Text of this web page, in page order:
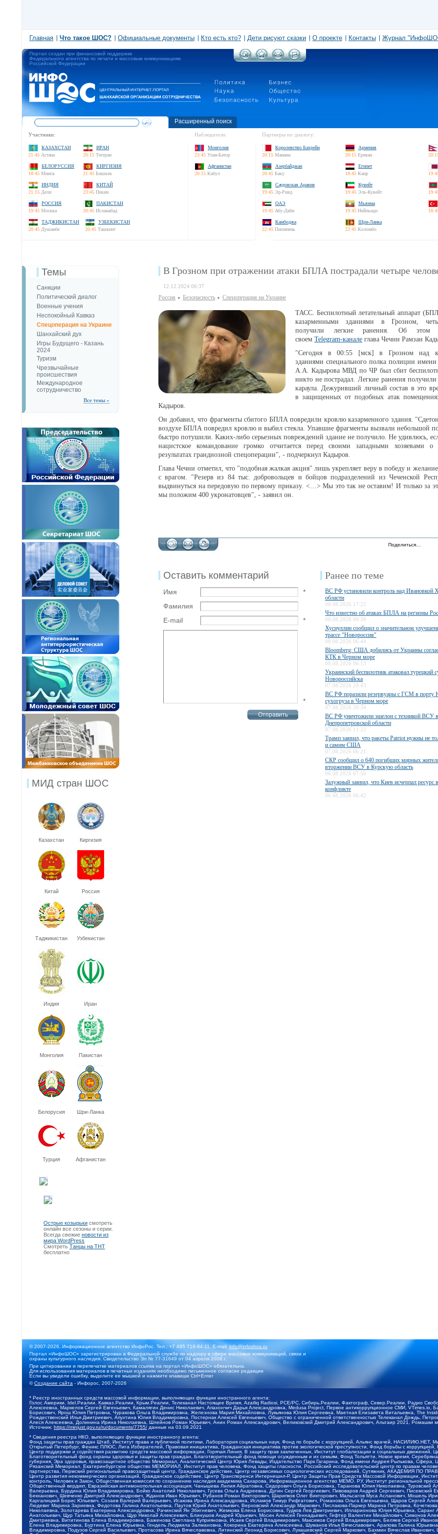
Главная Что такое ШОС? Официальные документы Кто есть кто? Дети рисуют сказки О проекте Контакты Журнал
Портал создан при финансовой поддержке
Федерального агентства по печати и массовым коммуникациям
Российской Федерации
Расширенный поиск
Участники:
КАЗАХСТАН
21:45 Астана
ИРАН
20:15 Тегеран
БЕЛОРУССИЯ
18:45 Минск
КИРГИЗИЯ
21:45 Бишкек
ИНДИЯ
21:15 Дели
КИТАЙ
23:45 Пекин
РОССИЯ
19:45 Москва
ПАКИСТАН
20:45 Исламабад
ТАДЖИКИСТАН
20:45 Душанбе
УЗБЕКИСТАН
20:45 Ташкент
Наблюдатели:
Монголия
23:45 Улан-Батор
Афганистан
20:15 Кабул
Партнеры по диалогу:
Королевство Бахрейн
20:15 Манама
Армения
20:15 Ереван
Азербайджан
20:45 Баку
Египет
18:45 Каир
Саудовская Аравия
19:45 Эр-Рияд
Кувейт
19:45 Эль-Кувейт
ОАЭ
19:45 Абу-Даби
Мьянма
19:45 Нейпьидо
Камбоджа
22:45 Пномпень
Шри-Ланка
22:45 Коломбо
Темы
Санкции
Политический диалог
Военные учения
Неспокойный Кавказ
Спецоперация на Украине
Шанхайский дух
Игры Будущего - Казань
2024
Туризм
Чрезвычайные
происшествия
Международное
сотрудничество
Все темы »
МИД стран ШОС
Казахстан Киргизия
Китай Россия
Таджикистан Узбекистан
Индия Иран
Монголия Пакистан
Белорусия Шри-Ланка
Турция Афганистан
Острые козырьки смотреть
онлайн все сезоны и серии.
Всегда свежие новости из
мира WordPress
Смотреть Танцы на ТНТ
бесплатно
В Грозном при отражении атаки БПЛА пострадали четыре
12.12.2024 06:37
Россия Безопаcность Спецоперация на Украине
ТАСС. Беспилотный летательный аппарат
казарменными зданиями в Грозном,
получили легкие ранения. Об этом
своем Telegram-канале глава Чечни Рамзан
"Сегодня в 00:55 [мск] в Грозном над
зданиями специального полка полиции имени
А.А. Кадырова МВД по ЧР был сбит
никто не пострадал. Легкие ранения
караула. Дежуривший личный состав в это
в защищенных от подобных атак
Кадыров.
Он добавил, что фрагменты сбитого БПЛА повредили кровлю казарменного здания.
воздухе БПЛА повредил кровлю и выбил стекла. Упавшие фрагменты вызвали небольшой
быстро потушили. Каких-либо серьезных повреждений здание не получило. Не удивлюсь,
нацистское командование громко отчитается перед своими западными хозяевами о
результатах грандиозной спецоперации", - подчеркнул Кадыров.
Глава Чечни отметил, что "подобная жалкая акция" лишь укрепляет веру в победу и желание
с врагом. "Резерв из 84 тыс. добровольцев и бойцов подразделений из Чеченской
выдвинуться на передовую по первому приказу. <…> Мы это так не оставим! И только за
мы положим 400 укронатовцев", - заявил он.
Поделиться…
Оставить комментарий
Имя
*
Фамилия
E-mail
*
*
Ранее по теме
ВС РФ установили контроль над Ивановкой
области
08.08.2026 17:22
Что известно об атаках БПЛА на регионы
08.08.2026 09:39
Хуснуллин сообщил о значительном
трассе "Новороссия"
08.08.2026 06:44
Bloomberg: США добились от Украины
КТК в Черном море
08.08.2026 06:13
Украинский беспилотник атаковал турецкий
Новороссийска
07.08.2026 20:43
ВС РФ поразили резервуары с ГСМ в
сухогруза в Черном море
07.08.2026 20:34
ВС РФ уничтожили эшелон с техникой ВСУ в
Днепропетровской области
07.08.2026 11:22
Трамп заявил, что ракеты Patriot нужны не
и самим США
07.08.2026 06:21
СКР сообщил о 640 погибших мирных
вторжении ВСУ в Курскую область
06.08.2026 07:50
Залужный заявил, что Киев исчерпал ресурс
конфликте
06.08.2026 06:42
© 2007-2026, Информационное агентство ИнфоРос. Тел.: +7 495 718-84-11, E-mail:info@infoshos.ru
Портал «ИнфоШОС» зарегистрирован в Федеральной службе по надзору в сфере массовых коммуникаций, связи и
охраны культурного наследия. Свидетельство Эл № 77-31649 от 04 апреля 2008 г.
При цитировании и перепечатке материалов ссылка на портал «ИнфоШОС» обязательна.
Для использования материалов в печатных изданиях необходимо письменное согласие редакции
Если вы увидели ошибку, выделите ее мышкой и нажмите клавиши Ctrl+Enter
©Создание сайта - Инфорос, 2007-2026
* Реестр иностранных средств массовой информации, выполняющих функции иностранного агента:
Голос Америки, Idel.Реалии, Кавказ.Реалии, Крым.Реалии, Телеканал Настоящее Время, Azatliq Radiosi, PCE/PC, Сибирь.Реалии, Фактограф, Север.Реалии, Радио
Алексеевна, Маркелов Сергей Евгеньевич, Камалягин Денис Николаевич, Апахончич Дарья Александровна, Medusa Project, Первое антикоррупционное СМИ,
Борисович, Ярош Юлия Петровна, Чуракова Ольга Владимировна, Железнова Мария Михайловна, Лукьянова Юлия Сергеевна, Маетная Елизавета Витальевна, The
Рождественский Илья Дмитриевич, Апухтина Юлия Владимировна, Постернак Алексей Евгеньевич, Общество с ограниченной ответственностью Телеканал Дождь,
Алеся Алексеевна, Долинина Ирина Николаевна, Шлейнов Роман Юрьевич, Анин Роман Александрович, Великовский Дмитрий Александрович, Альтаир 2021, Ромашки
Источник: https://minjust.gov.ru/ru/documents/7755/ данные на 03.09.2021
* Сведения реестра НКО, выполняющих функции иностранного агента:
Фонд защиты прав граждан Штаб, Институт права и публичной политики, Лаборатория социальных наук, Фонд по борьбе с коррупцией, Альянс врачей,
Открытый Петербург, Феникс ПЛЮС, Лига Избирателей, Правовая инициатива, Гражданская инициатива против экологической преступности, Фонд борьбы с
Центр поддержки и содействия развитию средств массовой информации, Горячая Линия, В защиту прав заключенных, Институт глобализации и социальных
Благотворительный фонд охраны здоровья и защиты прав граждан, Благотворительный фонд помощи осужденным и их семьям, Фонд Тольятти, Новое время,
губерния, Эра здоровья, правозащитное общество Мемориал, Аналитический Центр Юрия Левады, Издательство Парк Гагарина, Фонд имени Андрея Рылькова,
Рязанский Мемориал, Екатеринбургское общество МЕМОРИАЛ, Институт прав человека, Фонд защиты гласности, Российский исследовательский центр по правам
партнерства, Пермский региональный правозащитный центр, Гражданское действие, Центр независимых социологических исследований, Сутяжник, АКАДЕМИЯ ПО
Центр развития некоммерческих организаций, Гражданское содействие, Центр Трансперенси Интернешнл-Р, Центр Защиты Прав Средств Массовой Информации,
контроль, Человек и Закон, Общественная комиссия по сохранению наследия академика Сахарова, Информационное агентство МЕМО. РУ, Институт региональной
Общественный вердикт, Евразийская антимонопольная ассоциация, Чанышева Лилия Айратовна, Сидорович Ольга Борисовна, Таранова Юлия Николаевна, Туровский
Валерьевна, Бурдина Юлия Владимировна, Бойко Анатолий Николаевич, Гусева Ольга Андреевна, Дугин Сергей Георгиевич, Пивоваров Андрей Сергеевич, Писемский
Бекханович, Шевченко Дмитрий Александрович, Жданов Иван Юрьевич, Рубанов Роман Викторович, Шарипков Олег Викторович, Мальсагов Муса Асланович, Мошель
Каргалицкий Борис Юльевич, Созаев Валерий Валерьевич, Исакова Ирина Александровна, Исламов Тимур Рифгатович, Романова Ольга Евгеньевна, Щаров Сергей
Людевиг Марина Зариевна, Федотова Галина Анатольевна, Паутов Юрий Анатольевич, Верховский Александр Маркович, Пислакова-Паркер Марина Петровна,
Николаевна, Золотарева Екатерина Александровна, Рачинский Ян Збигневич, Жемкова Елена Борисовна, Гудков Лев Дмитриевич, Илларионова Юлия Юрьевна,
Анатольевич, Щур Татьяна Михайловна, Щур Николай Алексеевич, Блинушов Андрей Юрьевич, Мосин Алексей Геннадьевич, Гефтер Валентин Михайлович, Симонов
Дмитриевна, Вититинова Елена Владимировна, Баженова Светлана Куприяновна, Исаев Сергей Владимирович, Максимов Сергей Владимирович, Беляев Сергей
Елена Владимировна, Буртина Елена Юрьевна, Гендель Людмила Залмановна, Кокорина Екатерина Алексеевна, Шуманов Илья Вячеславович, Арапова Галина
Владимировна, Подузов Сергей Васильевич, Протасова Ирина Вячеславовна, Литинский Леонид Борисович, Лукашевский Сергей Маркович, Бахмин Вячеслав